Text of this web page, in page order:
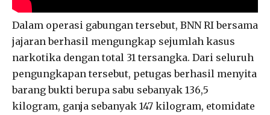
Dalam operasi gabungan tersebut, BNN RI bersama
jajaran berhasil mengungkap sejumlah kasus
narkotika dengan total 31 tersangka. Dari seluruh
pengungkapan tersebut, petugas berhasil menyita
barang bukti berupa sabu sebanyak 136,5
kilogram, ganja sebanyak 147 kilogram, etomidate